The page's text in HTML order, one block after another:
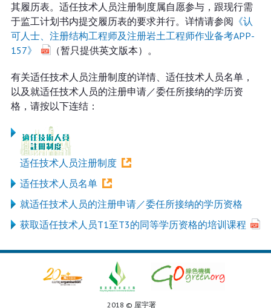
其履历表。适任技术人员注册制度属自愿参与，跟现行需
于监工计划书内提交履历表的要求并行。详情请参阅 《认
可人士、注册结构工程师及注册岩土工程师作业备考APP-
157》
（暂只提供英文版本）。
有关适任技术人员注册制度的详情、适任技术人员名单，
以及就适任技术人员的注册申请／委任所接纳的学历资
格，请按以下连结：
适任技术人员注册制度
适任技术人员名单
就适任技术人员的注册申请／委任所接纳的学历资格
获取适任技术人员T1至T3的同等学历资格的培训课程
2018 © 屋宇署